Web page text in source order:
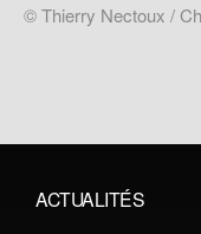
© Thierry Nectoux /
ACTUALITÉS